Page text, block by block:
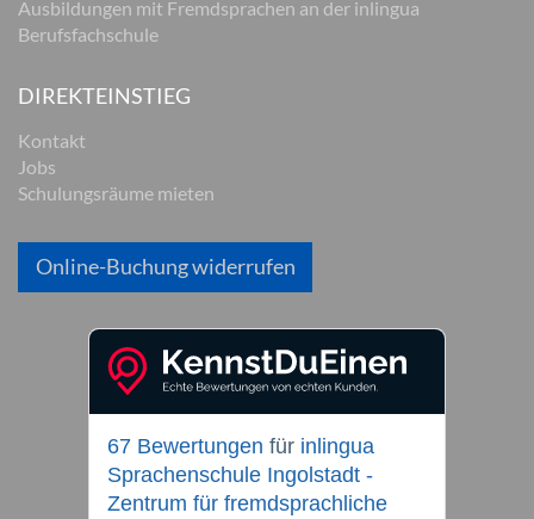
Ausbildungen mit Fremdsprachen an der inlingua
Berufsfachschule
DIREKTEINSTIEG
Kontakt
Jobs
Schulungsräume mieten
Online-Buchung widerrufen
67 Bewertungen für inlingua
Sprachenschule Ingolstadt -
Zentrum für fremdsprachliche